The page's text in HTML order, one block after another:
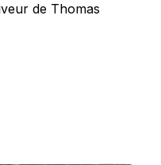
de Thomas